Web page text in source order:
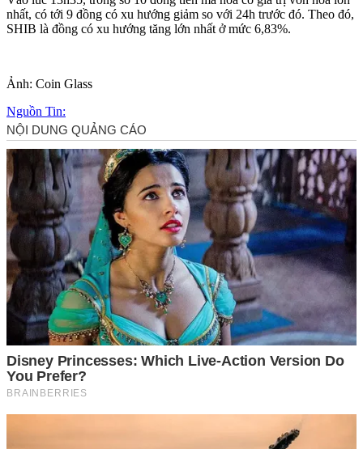
nhất, có tới 9 đồng có xu hướng giảm so với 24h trước đó. Theo đó,
SHIB là đồng có xu hướng tăng lớn nhất ở mức 6,83%.
Ảnh: Coin Glass
Nguồn Tin: